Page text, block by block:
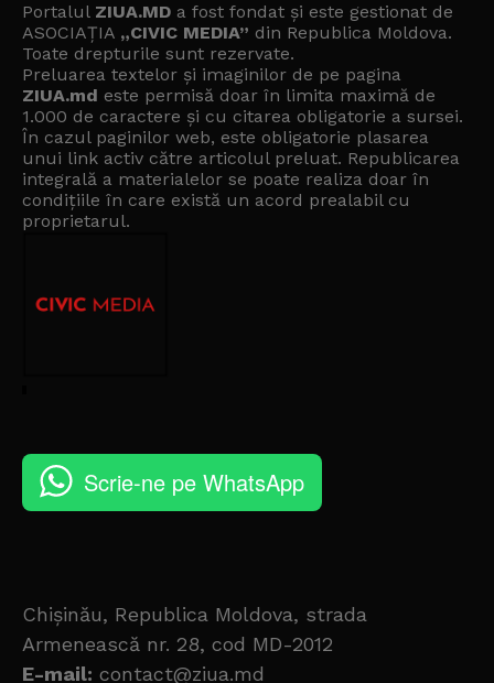
Portalul ZIUA.MD a fost fondat și este gestionat de
ASOCIAȚIA „CIVIC MEDIA” din Republica Moldova.
Toate drepturile sunt rezervate.
Preluarea textelor și imaginilor de pe pagina
ZIUA.md este permisă doar în limita maximă de
1.000 de caractere și cu citarea obligatorie a sursei.
În cazul paginilor web, este obligatorie plasarea
unui link activ către articolul preluat. Republicarea
integrală a materialelor se poate realiza doar în
condițiile în care există un acord prealabil cu
proprietarul.
Scrie-ne pe WhatsApp
Chișinău, Republica Moldova, strada
Armenească nr. 28, cod MD-2012
E-mail: contact@ziua.md